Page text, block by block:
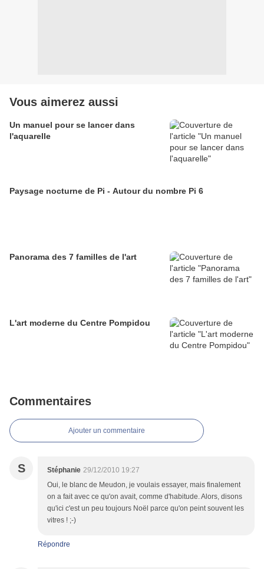
Vous aimerez aussi
Un manuel pour se lancer dans
l'aquarelle
Paysage nocturne de Pi - Autour du nombre Pi 6
Panorama des 7 familles de l'art
L'art moderne du Centre Pompidou
Commentaires
Ajouter un commentaire
S Stéphanie 29/12/2010 19:27
Oui, le blanc de Meudon, je voulais essayer, mais finalement
on a fait avec ce qu'on avait, comme d'habitude. Alors, disons
qu'ici c'est un peu toujours Noël parce qu'on peint souvent les
vitres ! ;-)
Répondre